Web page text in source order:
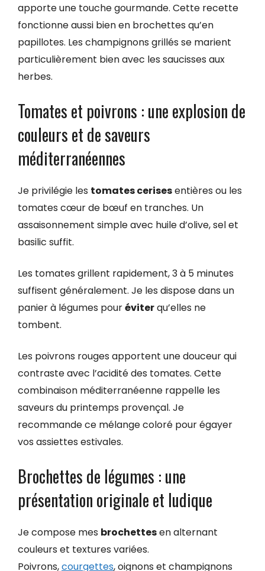
apporte une touche gourmande. Cette recette
fonctionne aussi bien en brochettes qu’en
papillotes. Les champignons grillés se marient
particulièrement bien avec les saucisses aux
herbes.
Tomates et poivrons : une explosion de
couleurs et de saveurs
méditerranéennes
Je privilégie les tomates cerisesentières ou les
tomates cœur de bœuf en tranches. Un
assaisonnement simple avec huile d’olive, sel et
basilic suffit.
Les tomates grillent rapidement, 3 à 5 minutes
suffisent généralement. Je les dispose dans un
panier à légumes pouréviterqu’elles ne
tombent.
Les poivrons rouges apportent une douceur qui
contraste avec l’acidité des tomates. Cette
combinaison méditerranéenne rappelle les
saveurs du printemps provençal. Je
recommande ce mélange coloré pour égayer
vos assiettes estivales.
Brochettes de légumes : une
présentation originale et ludique
Je compose mes brochettesen alternant
couleurs et textures variées.
Poivrons,courgettes, oignons et champignons